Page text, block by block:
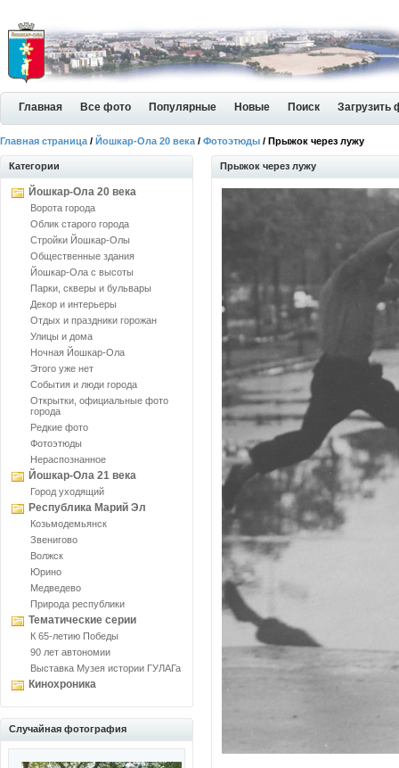
Главная Все фото Популярные Новые Поиск Загрузить
Главная страница / Йошкар-Ола 20 века / Фотоэтюды / Прыжок через лужу
Категории
Йошкар-Ола 20 века
Ворота города
Облик старого города
Стройки Йошкар-Олы
Общественные здания
Йошкар-Ола с высоты
Парки, скверы и бульвары
Декор и интерьеры
Отдых и праздники горожан
Улицы и дома
Ночная Йошкар-Ола
Этого уже нет
События и люди города
Открытки, официальные фото
города
Редкие фото
Фотоэтюды
Нераспознанное
Йошкар-Ола 21 века
Город уходящий
Республика Марий Эл
Козьмодемьянск
Звенигово
Волжск
Юрино
Медведево
Природа республики
Тематические серии
К 65-летию Победы
90 лет автономии
Выставка Музея истории ГУЛАГа
Кинохроника
Случайная фотография
Прыжок через лужу